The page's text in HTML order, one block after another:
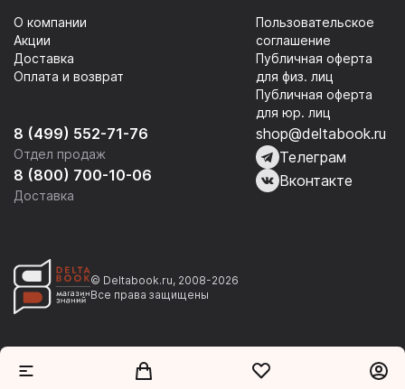
8 (499) 552-71-76
Отдел продаж
8 (800) 700-10-06
Доставка
О компании
Акции
Доставка
Оплата и возврат
Пользовательское
соглашение
Публичная оферта
для физ. лиц
Публичная оферта
для юр. лиц
shop@deltabook.ru
Телеграм
Вконтакте
© Deltabook.ru, 2008-2026
Все права защищены